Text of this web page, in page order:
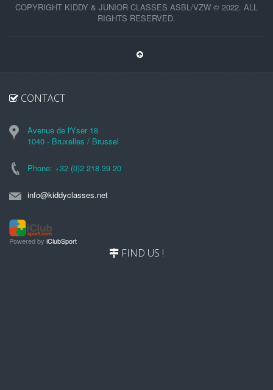
COPYRIGHT KIDDY & JUNIOR CLASSES ASBL/VZW © 2022. ALL
RIGHTS RESERVED.
CONTACT
Avenue de l'Yser 18
1040 - Bruxelles / Brussel
Phone: +32 (0)2 218 39 20
info@kiddyclasses.net
Powered by iClubSport
FIND US !